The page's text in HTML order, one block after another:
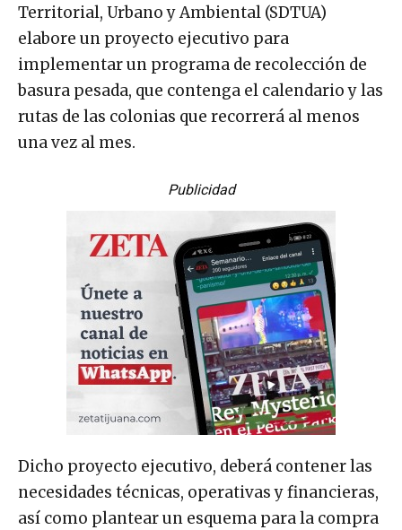
Territorial, Urbano y Ambiental (SDTUA)
elabore un proyecto ejecutivo para
implementar un programa de recolección de
basura pesada, que contenga el calendario y las
rutas de las colonias que recorrerá al menos
una vez al mes.
Publicidad
Dicho proyecto ejecutivo, deberá contener las
necesidades técnicas, operativas y financieras,
así como plantear un esquema para la compra